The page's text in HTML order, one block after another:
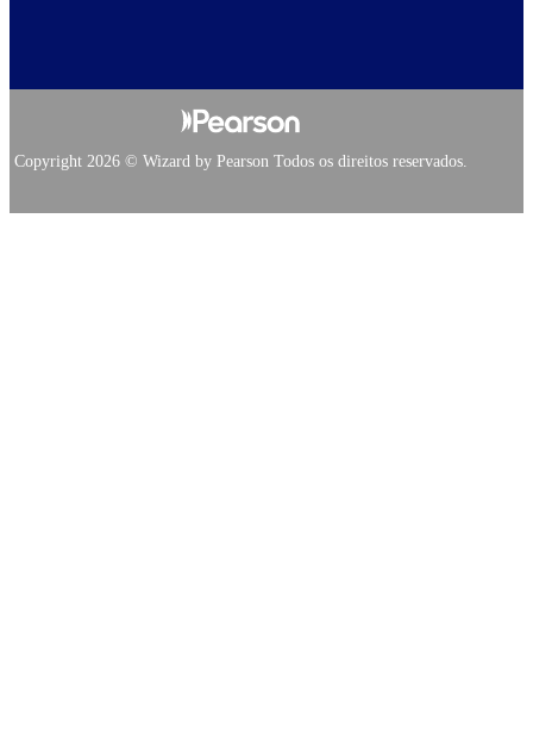
Copyright 2026 © Wizard by Pearson Todos os direitos reservados.